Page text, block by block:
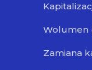
Wolumen
Zamiana